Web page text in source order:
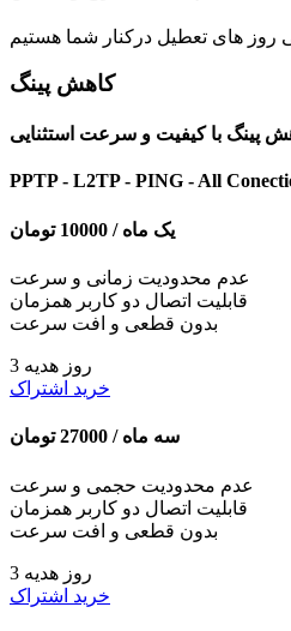
کاهش پینگ
پینگ با کیفیت و سرعت استثنایی
PPTP - L2TP - PING - All
یک ماه / 10000 تومان
عدم محدودیت زمانی و سرعت
قابلیت اتصال دو کاربر همزمان
بدون قطعی و افت سرعت
3 روز هدیه
خرید اشتراک
سه ماه / 27000 تومان
عدم محدودیت حجمی و سرعت
قابلیت اتصال دو کاربر همزمان
بدون قطعی و افت سرعت
3 روز هدیه
خرید اشتراک